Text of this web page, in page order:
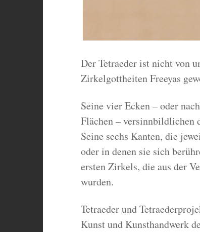
Der Tetraeder ist nicht von
Zirkelgottheiten Freeyas
Seine vier Ecken – oder
Flächen – versinnbildlichen
Seine sechs Kanten, die
oder in denen sie sich
ersten Zirkels, die aus der
wurden.
Tetraeder und
Kunst und Kunsthandwerk